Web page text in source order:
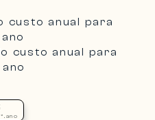
custo anual para
custo anual para